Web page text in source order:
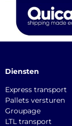
Diensten
Express transport
Pallets versturen
Groupage
LTL transport